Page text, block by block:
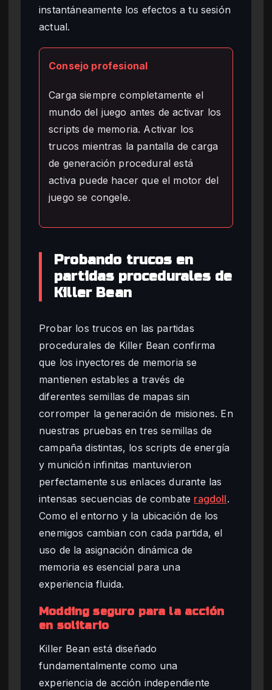
instantáneamente los efectos a tu sesión
actual.
Consejo profesional
Carga siempre completamente el
mundo del juego antes de activar los
scripts de memoria. Activar los
trucos mientras la pantalla de carga
de generación procedural está
activa puede hacer que el motor del
juego se congele.
Probando trucos en
partidas procedurales de
Killer Bean
Probar los trucos en las partidas
procedurales de Killer Bean confirma
que los inyectores de memoria se
mantienen estables a través de
diferentes semillas de mapas sin
corromper la generación de misiones. En
nuestras pruebas en tres semillas de
campaña distintas, los scripts de energía
y munición infinitas mantuvieron
perfectamente sus enlaces durante las
intensas secuencias de combate ragdoll.
Como el entorno y la ubicación de los
enemigos cambian con cada partida, el
uso de la asignación dinámica de
memoria es esencial para una
experiencia fluida.
Modding seguro para la acción
en solitario
Killer Bean está diseñado
fundamentalmente como una
experiencia de acción independiente